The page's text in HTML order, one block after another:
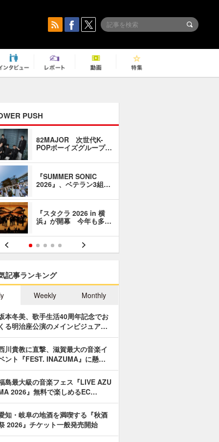
PUSH
82MAJOR 次世代K-
POPボーイズグループ…
『SUMMER SONIC
2026』、ベテラン3組…
『スタクラ 2026 in 横
浜』が開幕 今年も多…
記事ランキング
Weekly Monthly
本冬美、歌手生活40周年記念でお
くる明治座公演のメインビジュア…
川貴教に直撃、滋賀最大の音楽イ
ント『FEST. INAZUMA』に懸…
島最大級の音楽フェス『LIVE AZU
2026』無料で楽しめるEC…
知・岐阜の地酒を満喫する『秋酒
2026』チケット一般発売開始